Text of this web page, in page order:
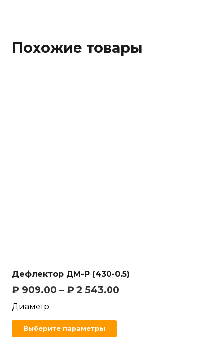
Похожие товары
Дефлектор ДМ-Р (430-0.5)
₽ 909.00 – ₽ 2 543.00
Диаметр
Выберите параметры